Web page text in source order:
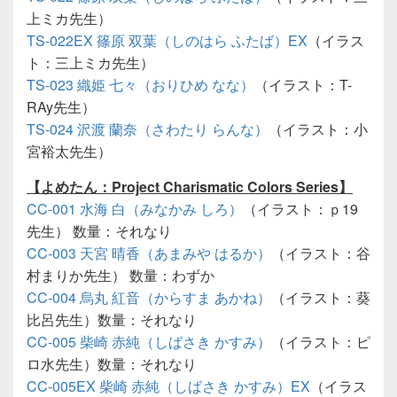
上ミカ先生）
TS-022EX 篠原 双葉（しのはら ふたば）EX （イラス
ト：三上ミカ先生）
TS-023 織姫 七々（おりひめ なな）
（イラスト：T-
RAy先生）
TS-024 沢渡 蘭奈（さわたり らんな）
（イラスト：小
宮裕太先生）
【よめたん：Project Charismatic Colors Series】
CC-001 水海 白（みなかみ しろ）
（イラスト：ｐ19
先生） 数量：それなり
CC-003 天宮 晴香（あまみや はるか）
（イラスト：谷
村まりか先生） 数量：わずか
CC-004 烏丸 紅音（からすま あかね）
（イラスト：葵
比呂先生）数量：それなり
CC-005 柴崎 赤純（しばさき かすみ）
（イラスト：ピ
ロ水先生）数量：それなり
CC-005EX 柴崎 赤純（しばさき かすみ）EX （イラス